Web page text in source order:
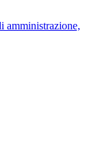
amministrazione,